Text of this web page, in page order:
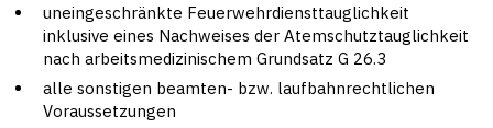
uneingeschränkte Feuerwehrdiensttauglichkeit
inklusive eines Nachweises der Atemschutztauglichkeit
nach arbeitsmedizinischem Grundsatz G 26.3
alle sonstigen beamten- bzw. laufbahnrechtlichen
Voraussetzungen